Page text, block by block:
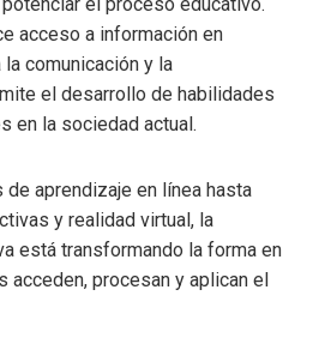
acceso a información en
comunicación y la
el desarrollo de habilidades
en la sociedad actual.
aprendizaje en línea hasta
y realidad virtual, la
está transformando la forma en
acceden, procesan y aplican el